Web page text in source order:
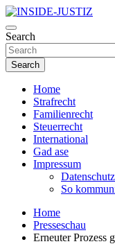
Skip
to
content
INSIDE-
Investigativer
Search
Search
Home
Strafrecht
Familienrecht
Steuerrecht
International
Gad ase
Impressum
So
Home
Presseschau
Erneuter Prozess